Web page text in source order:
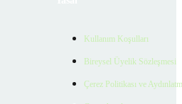
Kullanım Koşulları
Bireysel Üyelik Sözleşmesi
Çerez Politikası ve